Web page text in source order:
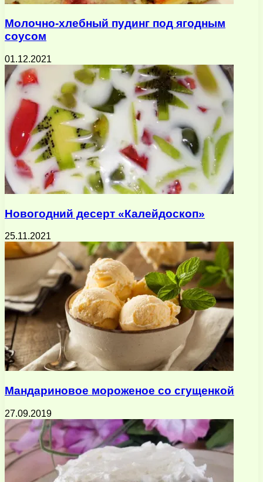
Молочно-хлебный пудинг под ягодным
соусом
01.12.2021
Новогодний десерт «Калейдоскоп»
25.11.2021
Мандариновое мороженое со сгущенкой
27.09.2019